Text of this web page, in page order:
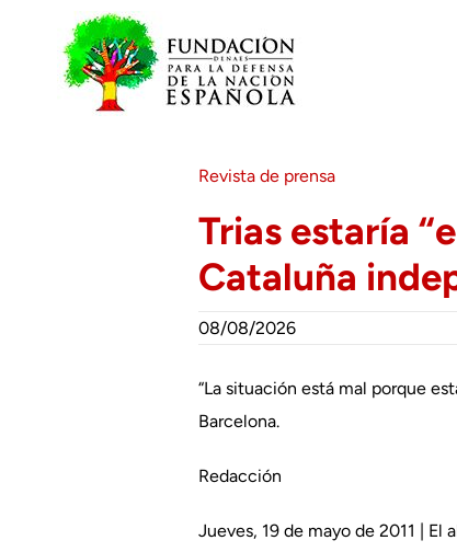
contenido
Revista de prensa
Trias estaría
Cataluña
08/08/2026
“La situación está mal porque
Barcelona.
Redacción
Jueves, 19 de mayo de 2011 | El